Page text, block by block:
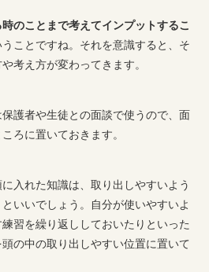
のことまで考えてインプットするこ
ことですね。それを意識すると、そ
考え方が変わってきます。
護者や生徒との面談で使うので、面
ろに置いておきます。
入れた知識は、取り出しやすいよう
いいでしょう。自分が使いやすいよ
習を繰り返ししておいたりといった
の中の取り出しやすい位置に置いて